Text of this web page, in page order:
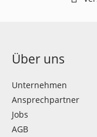
Über uns
Unternehmen
Ansprechpartner
Jobs
AGB